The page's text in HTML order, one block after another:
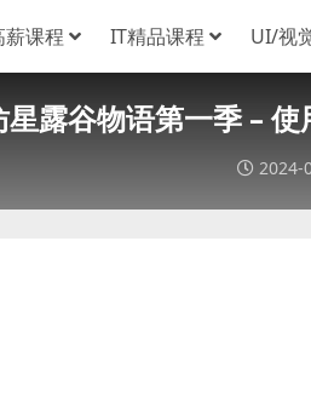
薪课程 IT精品课程 UI/视
星露谷物语第一季 –
2024-